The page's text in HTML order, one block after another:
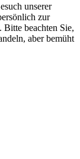
unserer
zur
Bitte beachten Sie,
aber bemüht